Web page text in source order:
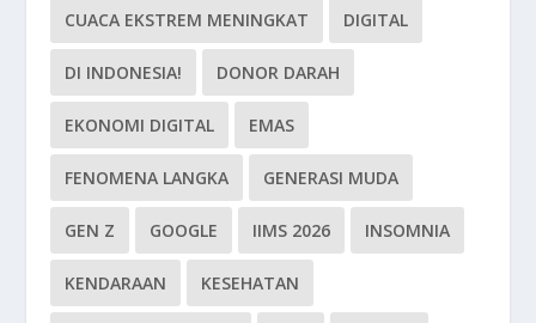
CUACA EKSTREM MENINGKAT DIGITAL
DI INDONESIA! DONOR DARAH
EKONOMI DIGITAL EMAS
FENOMENA LANGKA GENERASI MUDA
GEN Z GOOGLE IIMS 2026 INSOMNIA
KENDARAAN KESEHATAN